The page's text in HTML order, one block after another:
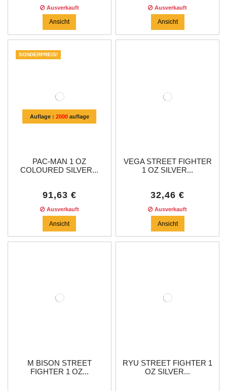
Ausverkauft
Ansicht
Ausverkauft
Ansicht
Auflage : 2000auflage
SONDERPREIS!
PAC-MAN 1 OZ
COLOURED SILVER...
91,63 €
Ausverkauft
Ansicht
VEGA STREET FIGHTER
1 OZ SILVER...
32,46 €
Ausverkauft
Ansicht
M BISON STREET
FIGHTER 1 OZ...
RYU STREET FIGHTER 1
OZ SILVER...